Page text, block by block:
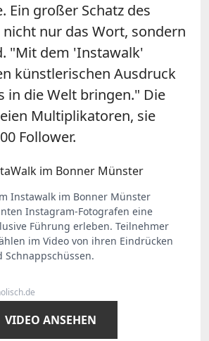
Ein großer Schatz des
nicht nur das Wort, sondern
"Mit dem 'Instawalk'
künstlerischen Ausdruck
in die Welt bringen." Die
Multiplikatoren, sie
Follower.
im Bonner Münster
Instawalk im Bonner Münster
Instagram-Fotografen eine
Führung erleben. Teilnehmer
im Video von ihren Eindrücken
Schnappschüssen.
VIDEO ANSEHEN